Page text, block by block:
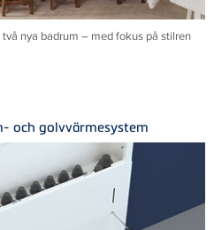
nya badrum – med fokus på stilren
och golvvärmesystem